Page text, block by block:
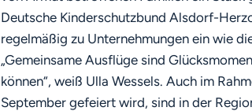
Deutsche Kinderschutzbund Alsdorf-
regelmäßig zu Unternehmungen ein wie
„Gemeinsame Ausflüge sind
können“, weiß Ulla Wessels. Auch im
September gefeiert wird, sind in der